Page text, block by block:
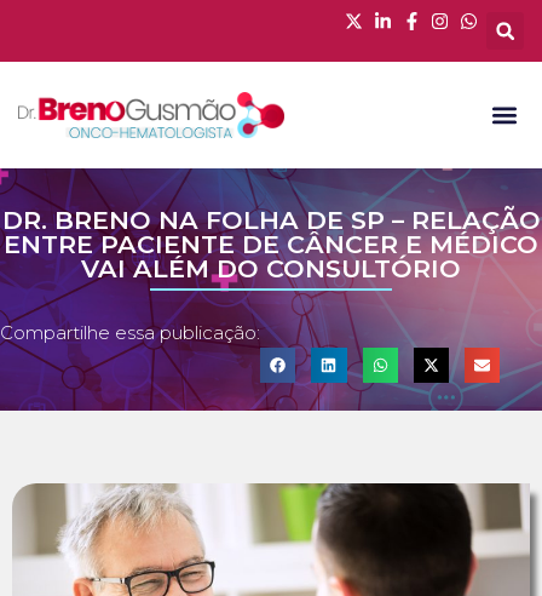
DR. BRENO NA FOLHA DE SP – RELAÇÃO
ENTRE PACIENTE DE CÂNCER E MÉDICO
VAI ALÉM DO CONSULTÓRIO
Compartilhe essa publicação: